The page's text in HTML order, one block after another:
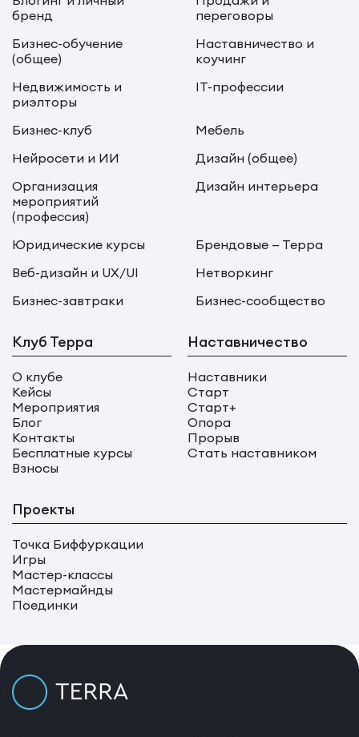
бренд
переговоры
Бизнес-обучение
(общее)
Наставничество и
коучинг
Недвижимость и
риэлторы
IT-профессии
Бизнес-клуб
Мебель
Нейросети и ИИ
Дизайн (общее)
Организация
мероприятий
(профессия)
Дизайн интерьера
Юридические курсы
Брендовые — Терра
Веб-дизайн и UX/UI
Нетворкинг
Бизнес-завтраки
Бизнес-сообщество
Клуб Терра
О клубе
Кейсы
Мероприятия
Блог
Контакты
Бесплатные курсы
Взносы
Наставничество
Наставники
Старт
Старт+
Опора
Прорыв
Стать наставником
Проекты
Точка Биффуркации
Игры
Мастер-классы
Мастермайнды
Поединки